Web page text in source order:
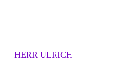
HERR ULRICH